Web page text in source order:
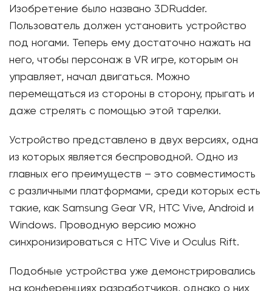
Изобретение было названо 3DRudder.
Пользователь должен установить устройство
под ногами. Теперь ему достаточно нажать на
него, чтобы персонаж в VR игре, которым он
управляет, начал двигаться. Можно
перемещаться из стороны в сторону, прыгать и
даже стрелять с помощью этой тарелки.
Устройство представлено в двух версиях, одна
из которых является беспроводной. Одно из
главных его преимуществ – это совместимость
с различными платформами, среди которых есть
такие, как Samsung Gear VR, HTC Vive, Android и
Windows. Проводную версию можно
синхронизироваться с HTC Vive и Oculus Rift.
Подобные устройства уже демонстрировались
на конференциях разработчиков, однако о них